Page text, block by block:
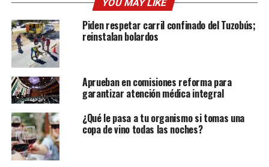
YOU MAY LIKE
Piden respetar carril confinado del Tuzobús;
reinstalan bolardos
Aprueban en comisiones reforma para
garantizar atención médica integral
¿Qué le pasa a tu organismo si tomas una
copa de vino todas las noches?